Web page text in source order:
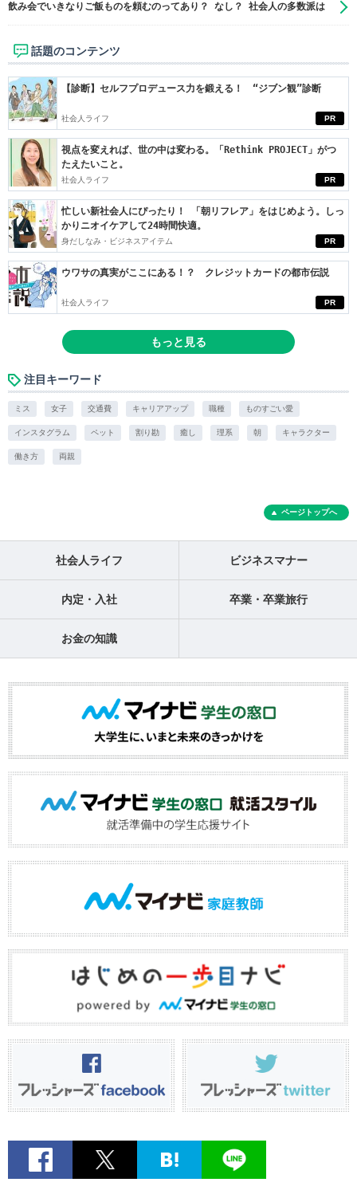
飲み会でいきなりご飯ものを頼むのってあり？ なし？ 社会人の多数派は
話題のコンテンツ
PR
【診断】セルフプロデュース力を鍛える！ “ジブン観”診断
社会人ライフ
PR
視点を変えれば、世の中は変わる。「Rethink PROJECT」がつ
たえたいこと。
社会人ライフ
PR
忙しい新社会人にぴったり！ 「朝リフレア」をはじめよう。しっ
かりニオイケアして24時間快適。
身だしなみ・ビジネスアイテム
PR
ウワサの真実がここにある！？ クレジットカードの都市伝説
社会人ライフ
もっと見る
注目キーワード
ミス 女子 交通費 キャリアアップ 職種 ものすごい愛
インスタグラム ペット 割り勘 癒し 理系 朝 キャラクター
働き方 両親
ページトップへ
社会人ライフ ビジネスマナー
内定・入社 卒業・卒業旅行
お金の知識